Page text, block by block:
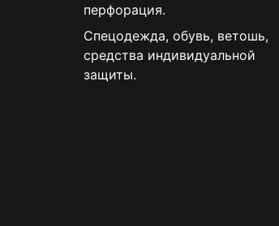
перфорация.
Спецодежда, обувь, ветошь,
средства индивидуальной
защиты.